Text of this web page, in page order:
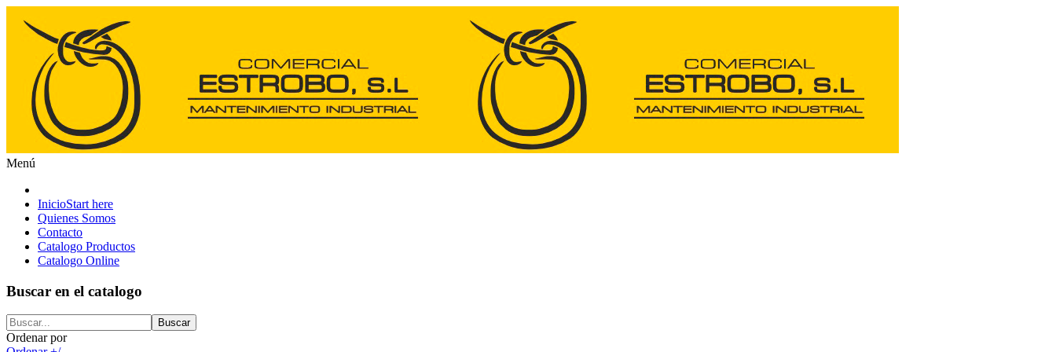
Menú
InicioStart here
Quienes Somos
Contacto
Catalogo Productos
Catalogo Online
Buscar en el catalogo
Ordenar por